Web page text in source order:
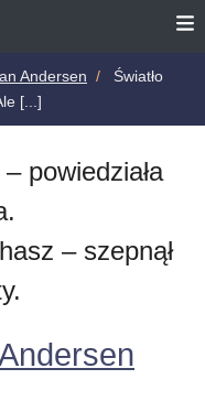
Andersen
Światło
[...]
powiedziała
– szepnął